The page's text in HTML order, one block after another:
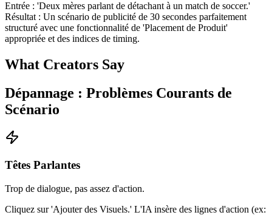
Entrée : 'Deux mères parlant de détachant à un match de soccer.'
Résultat : Un scénario de publicité de 30 secondes parfaitement
structuré avec une fonctionnalité de 'Placement de Produit'
appropriée et des indices de timing.
What Creators Say
Dépannage : Problèmes Courants de
Scénario
Têtes Parlantes
Trop de dialogue, pas assez d'action.
Cliquez sur 'Ajouter des Visuels.' L'IA insère des lignes d'action (ex: